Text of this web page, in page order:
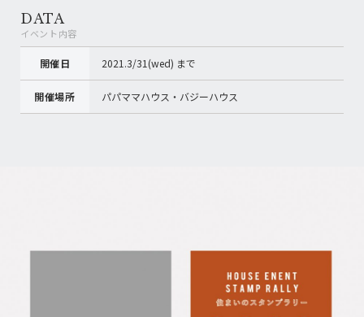
DATA
イベント内容
開催日 2021.3/31(wed) まで
開催場所 パパママハウス・バジーハウス